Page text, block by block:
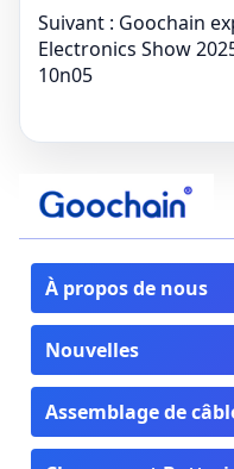
Suivant : Goochain
Electronics Show
10n05
À propos de nous
Nouvelles
Assemblage de